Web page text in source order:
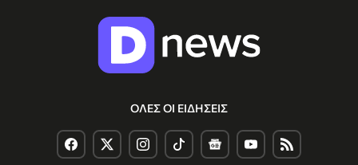
ΟΛΕΣ ΟΙ ΕΙΔΗΣΕΙΣ